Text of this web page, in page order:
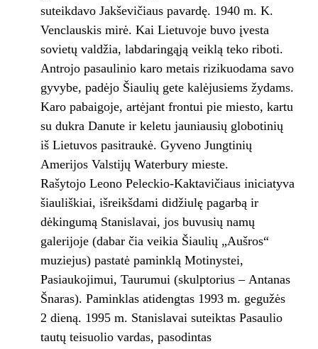
suteikdavo Jakševičiaus pavardę. 1940 m. K.
Venclauskis mirė. Kai Lietuvoje buvo įvesta
sovietų valdžia, labdaringąją veiklą teko riboti.
Antrojo pasaulinio karo metais rizikuodama savo
gyvybe, padėjo Šiaulių gete kalėjusiems žydams.
Karo pabaigoje, artėjant frontui pie miesto, kartu
su dukra Danute ir keletu jauniausių globotinių
iš Lietuvos pasitraukė. Gyveno Jungtinių
Amerijos Valstijų Waterbury mieste.
Rašytojo Leono Peleckio-Kaktavičiaus iniciatyva
šiauliškiai, išreikšdami didžiulę pagarbą ir
dėkingumą Stanislavai, jos buvusių namų
galerijoje (dabar čia veikia Šiaulių „Aušros“
muziejus) pastatė paminklą Motinystei,
Pasiaukojimui, Taurumui (skulptorius – Antanas
Šnaras). Paminklas atidengtas 1993 m. gegužės
2 dieną. 1995 m. Stanislavai suteiktas Pasaulio
tautų teisuolio vardas, pasodintas